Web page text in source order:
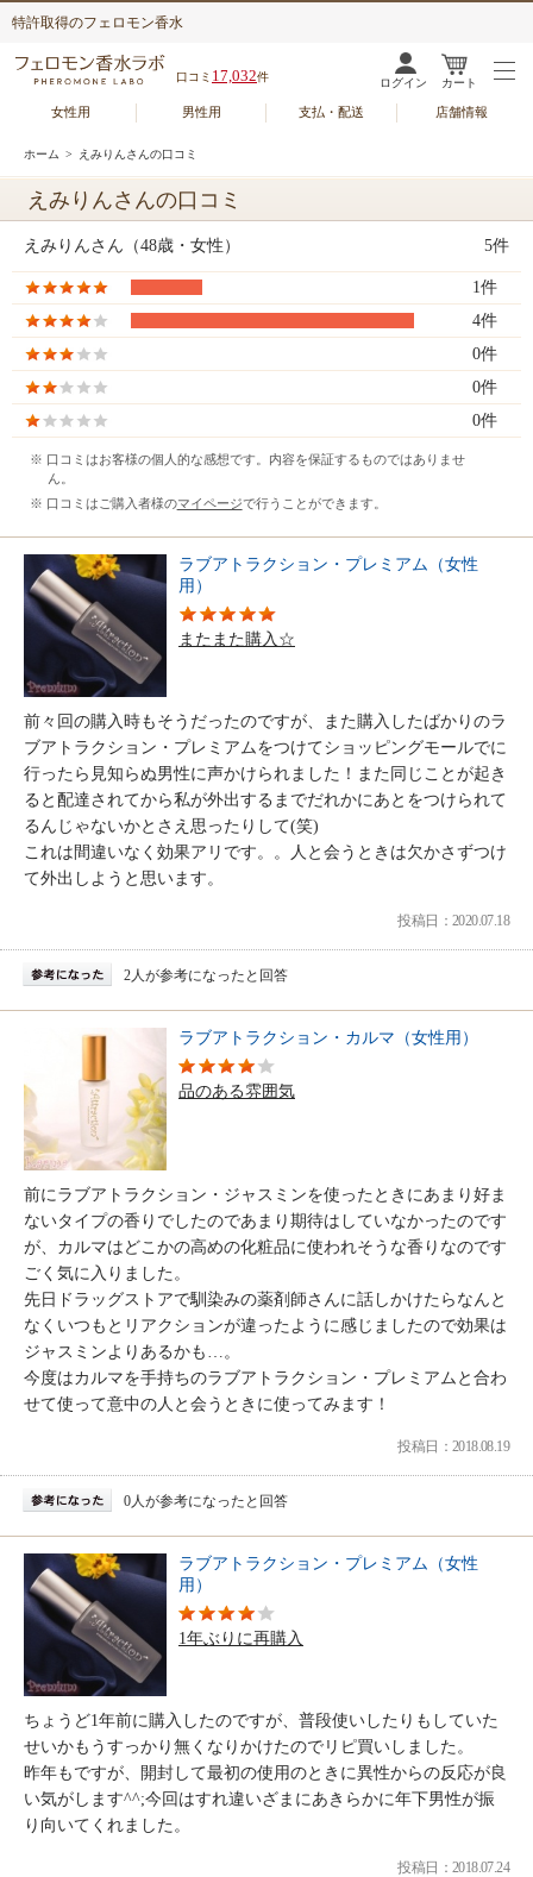
特許取得のフェロモン香水
口コミ 17,032件 ログイン カート
女性用 男性用 支払・配送 店舗情報
ホーム > えみりんさんの口コミ
えみりんさんの口コミ
えみりんさん（48歳・女性） 5件
1件
4件
0件
0件
0件
※ 口コミはお客様の個人的な感想です。内容を保証するものではありませ
ん。
※ 口コミはご購入者様のマイページで行うことができます。
ラブアトラクション・プレミアム（女性
用）
またまた購入☆
前々回の購入時もそうだったのですが、また購入したばかりのラ
ブアトラクション・プレミアムをつけてショッピングモールでに
行ったら見知らぬ男性に声かけられました！また同じことが起き
ると配達されてから私が外出するまでだれかにあとをつけられて
るんじゃないかとさえ思ったりして(笑)
これは間違いなく効果アリです。。人と会うときは欠かさずつけ
て外出しようと思います。
投稿日：2020.07.18
2人が参考になったと回答
ラブアトラクション・カルマ（女性用）
品のある雰囲気
前にラブアトラクション・ジャスミンを使ったときにあまり好ま
ないタイプの香りでしたのであまり期待はしていなかったのです
が、カルマはどこかの高めの化粧品に使われそうな香りなのです
ごく気に入りました。
先日ドラッグストアで馴染みの薬剤師さんに話しかけたらなんと
なくいつもとリアクションが違ったように感じましたので効果は
ジャスミンよりあるかも…。
今度はカルマを手持ちのラブアトラクション・プレミアムと合わ
せて使って意中の人と会うときに使ってみます！
投稿日：2018.08.19
0人が参考になったと回答
ラブアトラクション・プレミアム（女性
用）
1年ぶりに再購入
ちょうど1年前に購入したのですが、普段使いしたりもしていた
せいかもうすっかり無くなりかけたのでリピ買いしました。
昨年もですが、開封して最初の使用のときに異性からの反応が良
い気がします^^;今回はすれ違いざまにあきらかに年下男性が振
り向いてくれました。
投稿日：2018.07.24